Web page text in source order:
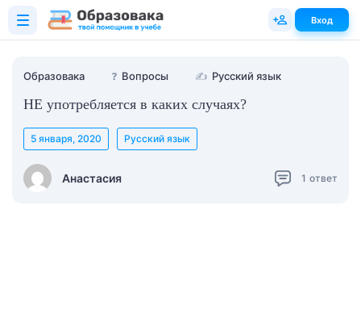
Образовака ❓ Вопросы ✍ Русский язык
НЕ употребляется в каких случаях?
Анастасия
5 января, 2020 Русский язык
1 ответ
Вход